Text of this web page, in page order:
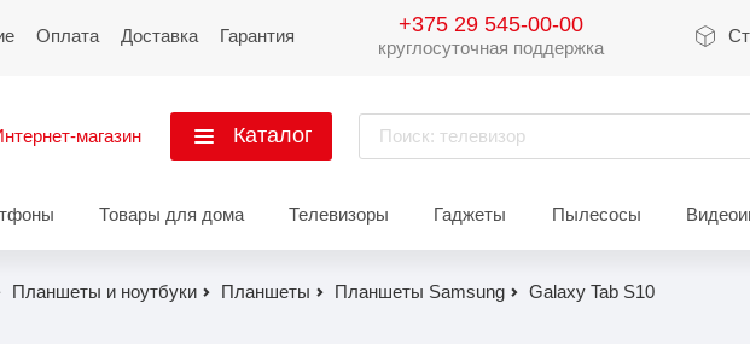
Оплата Доставка Гарантия +375 29 545-00-00
круглосуточная поддержка
магазин Каталог Поиск: телевизор
Смартфоны
Товары для дома Телевизоры Гаджеты Пылесосы
Планшеты и ноутбуки Планшеты Планшеты Samsung Galaxy Tab S10